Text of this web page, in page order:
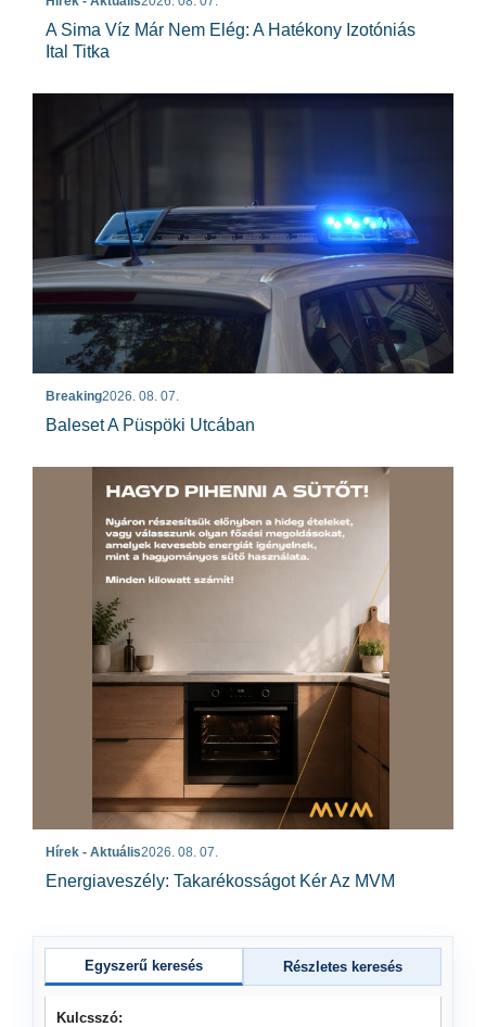
A Sima Víz Már Nem Elég: A Hatékony Izotóniás
Ital Titka
Breaking2026. 08. 07.
Baleset A Püspöki Utcában
Hírek - Aktuális2026. 08. 07.
Energiaveszély: Takarékosságot Kér Az MVM
Egyszerű keresés Részletes keresés
Kulcsszó: